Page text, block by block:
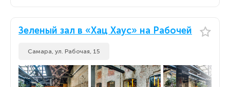
Зеленый зал в «Хац Хаус» на Рабочей
Самара, ул. Рабочая, 15